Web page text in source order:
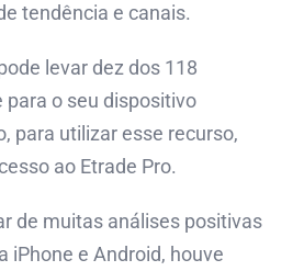
tendência e canais.
levar dez dos 118
para o seu dispositivo
para utilizar esse recurso,
ao Etrade Pro.
de muitas análises positivas
iPhone e Android, houve